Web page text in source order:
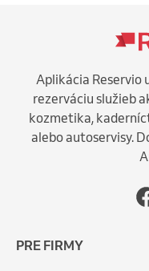
Aplikácia Reservio
rezerváciu služieb
kozmetika,
alebo autoservisy.
PRE FIRMY